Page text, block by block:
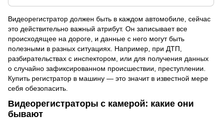
Видеорегистратор должен быть в каждом автомобиле, сейчас
это действительно важный атрибут. Он записывает все
происходящее на дороге, и данные с него могут быть
полезными в разных ситуациях. Например, при ДТП,
разбирательствах с инспектором, или для получения данных
о случайно зафиксированном происшествии, преступлении.
Купить регистратор в машину — это значит в известной мере
себя обезопасить.
Видеорегистраторы с камерой: какие они
бывают